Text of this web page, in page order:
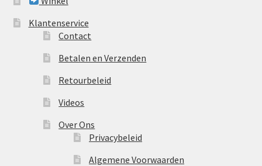
Klantenservice
Contact
Betalen en Verzenden
Retourbeleid
Videos
Over Ons
Privacybeleid
Algemene Voorwaarden